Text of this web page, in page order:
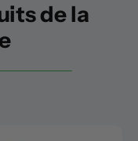
de la